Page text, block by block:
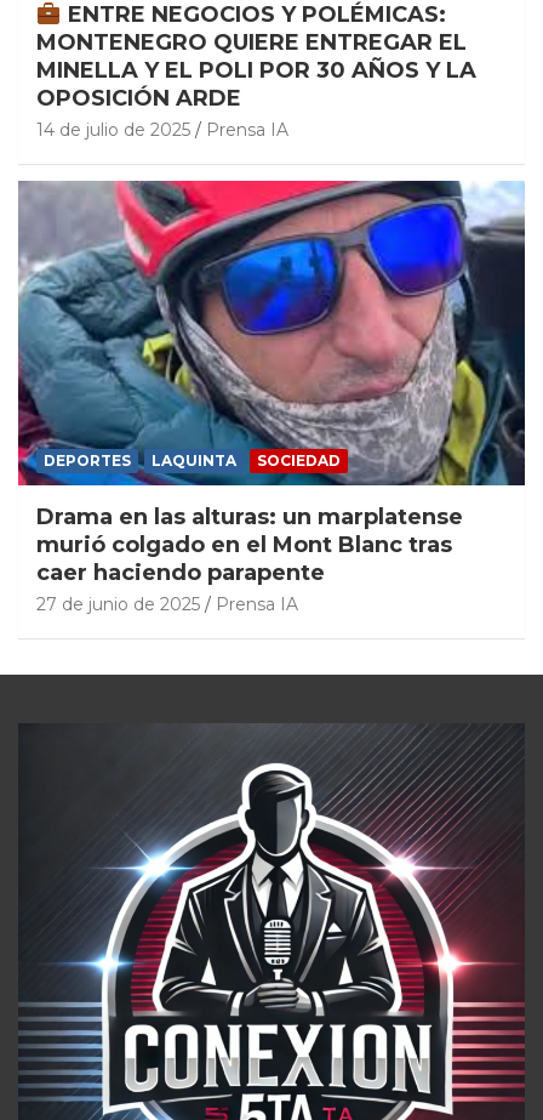
ENTRE NEGOCIOS Y POLÉMICAS:
MONTENEGRO QUIERE ENTREGAR EL
MINELLA Y EL POLI POR 30 AÑOS Y LA
OPOSICIÓN ARDE
14 de julio de 2025 Prensa IA
DEPORTES LAQUINTA SOCIEDAD
Drama en las alturas: un marplatense
murió colgado en el Mont Blanc tras
caer haciendo parapente
27 de junio de 2025 Prensa IA